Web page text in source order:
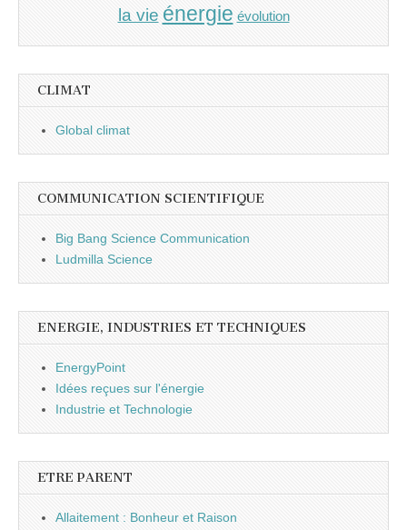
la vie énergie évolution
CLIMAT
Global climat
COMMUNICATION SCIENTIFIQUE
Big Bang Science Communication
Ludmilla Science
ENERGIE, INDUSTRIES ET TECHNIQUES
EnergyPoint
Idées reçues sur l'énergie
Industrie et Technologie
ETRE PARENT
Allaitement : Bonheur et Raison